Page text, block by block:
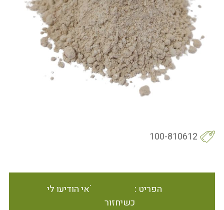
100-810612
הפריט אינו זמין במלאי הודיעו לי
כשיחזור